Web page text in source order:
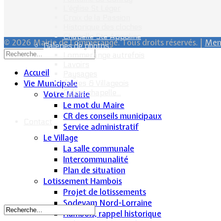
Chapelle Ste Appoline
Galeries de photos
Lommerange autrefois
Écoles & Villageois
Église, chapelle...
© 2026 Mairie de Lommerange. Tous droits réservés. |
Accueil
Vie Municipale
Votre Mairie
Le mot du Maire
CR des conseils municipaux
Service administratif
Le Village
La salle communale
Intercommunalité
Plan de situation
Lotissement Hambois
Projet de lotissements
Sodevam Nord-Lorraine
Hambois, rappel historique